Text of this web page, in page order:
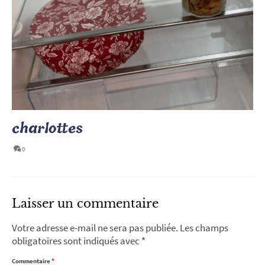
charlottes
0
Laisser un commentaire
Votre adresse e-mail ne sera pas publiée. Les champs
obligatoires sont indiqués avec *
Commentaire*